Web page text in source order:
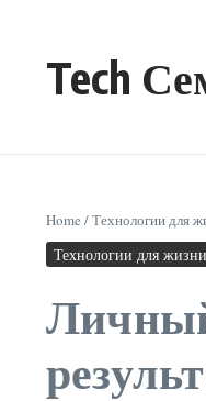
Tech
Home /Технологии для
Технологии для жизни